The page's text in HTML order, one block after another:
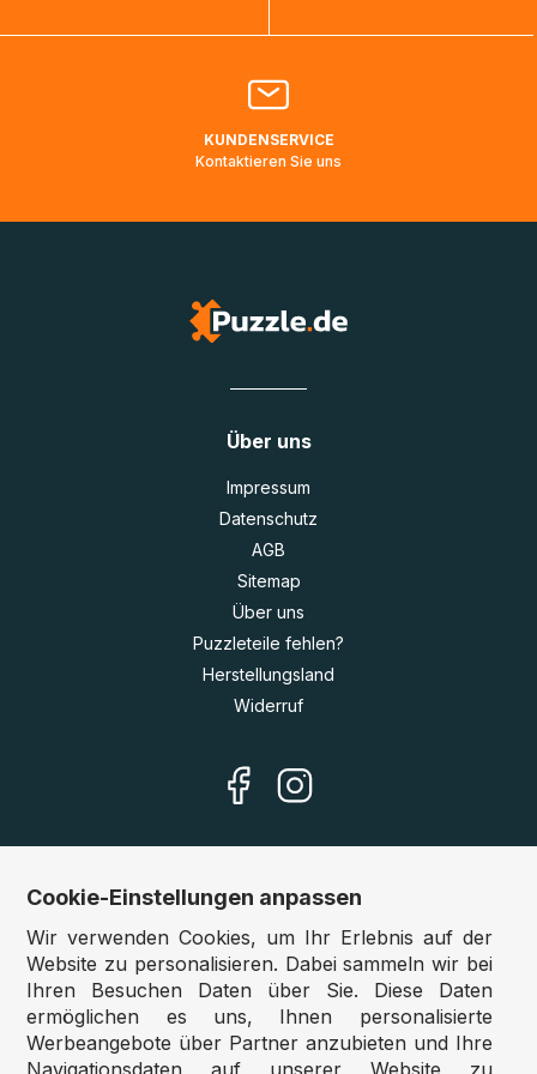
Bitte kontaktieren Sie denKundenservicefalls Ihr Paket
Lieferadressen in Deutschland oder Europa mehrere Tage
KUNDENSERVICE
Kontaktieren Sie uns
Über uns
Impressum
Datenschutz
AGB
Sitemap
Über uns
Puzzleteile fehlen?
Herstellungsland
Widerruf
Unsere Shops
Deutschland:www.puzzle.de
Österreich:
www.puzzle.at
Belgien:www.puzzle.be
Großbritannien:www.jigsawpuzzle.co.uk
Cookie-Einstellungen anpassen
Wir verwenden Cookies, um Ihr Erlebnis auf der
Website zu personalisieren. Dabei sammeln wir bei
Ihren Besuchen Daten über Sie. Diese Daten
ermöglichen es uns, Ihnen personalisierte
Werbeangebote über Partner anzubieten und Ihre
Navigationsdaten auf unserer Website zu